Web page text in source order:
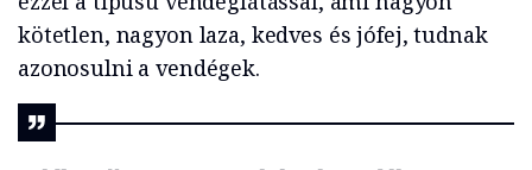
kötetlen, nagyon laza, kedves és jófej, tudnak
azonosulni a vendégek.